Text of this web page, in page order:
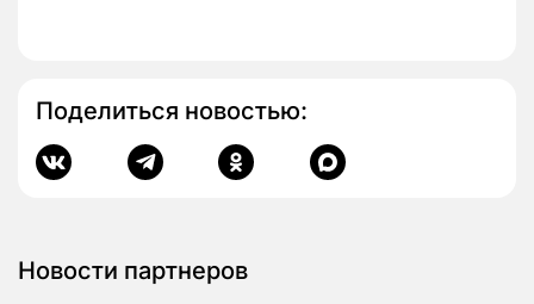
Поделиться новостью:
Новости партнеров